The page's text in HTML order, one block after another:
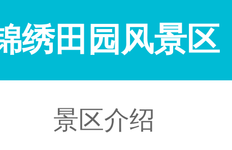
绣田园风景区
景区介绍